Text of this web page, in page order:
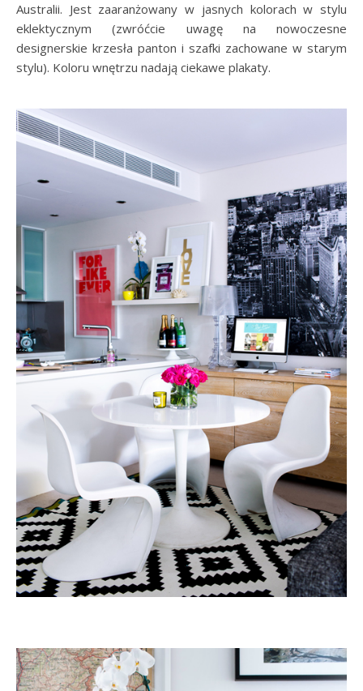
Australii. Jest zaaranżowany w jasnych kolorach w stylu
eklektycznym (zwróćcie uwagę na nowoczesne
designerskie krzesła panton i szafki zachowane w starym
stylu). Koloru wnętrzu nadają ciekawe plakaty.